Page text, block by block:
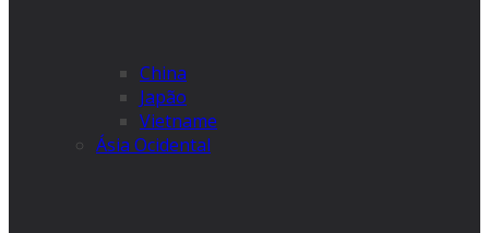
China
Japão
Vietname
Ásia Ocidental